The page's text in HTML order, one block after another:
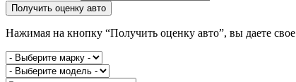
Получить оценку авто
Нажимая на кнопку “Получить оценку авто”, вы даете свое